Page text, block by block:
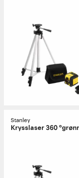
Stanley
Krysslaser 360